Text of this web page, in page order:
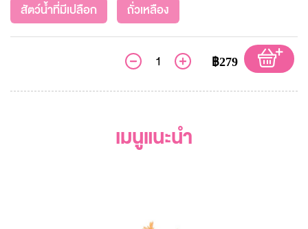
สัตว์น้ำที่มีเปลือก
ถั่วเหลือง
฿279
เมนูแนะนำ